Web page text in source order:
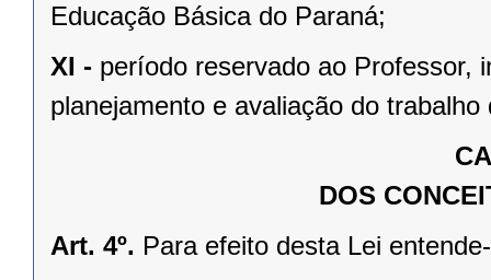
Educação Básica do Paraná;
XI - período reservado ao Professor,
planejamento e avaliação do trabalho
DOS
Art. 4º. Para efeito desta Lei